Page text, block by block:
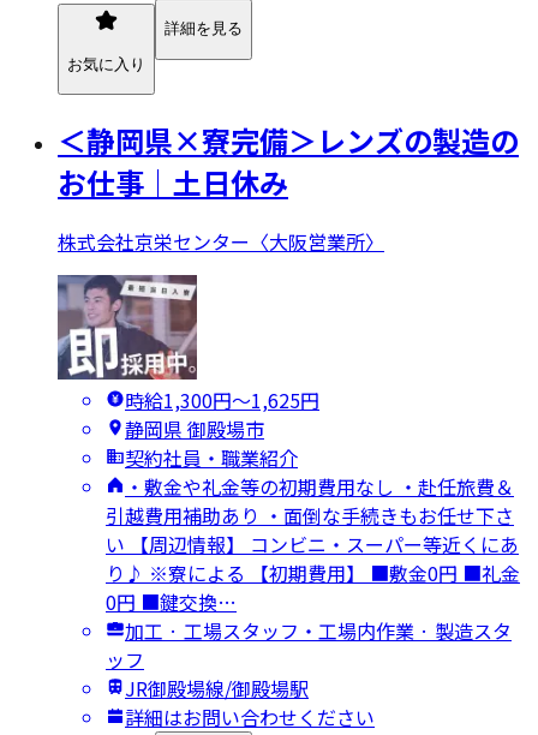
お気に入り
詳細を見る
＜静岡県×寮完備＞レンズの製造の
お仕事｜土日休み
株式会社京栄センター〈大阪営業所〉
時給1,300円〜1,625円
静岡県 御殿場市
契約社員・職業紹介
・敷金や礼金等の初期費用なし ・赴任旅費＆
引越費用補助あり ・面倒な手続きもお任せ下さ
い 【周辺情報】 コンビニ・スーパー等近くにあ
り♪ ※寮による 【初期費用】 ■敷金0円 ■礼金
0円 ■鍵交換…
加工 · 工場スタッフ・工場内作業 · 製造スタ
ッフ
JR御殿場線/御殿場駅
詳細はお問い合わせください